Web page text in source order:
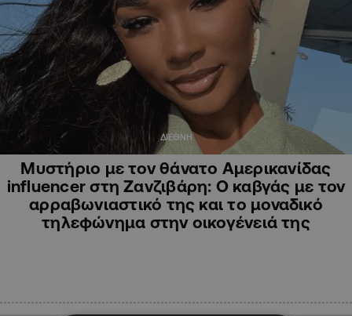
ΔΙΕΘΝΗ
Μυστήριο με τον θάνατο Αμερικανίδας
influencer στη Ζανζιβάρη: Ο καβγάς με τον
αρραβωνιαστικό της και το μοναδικό
τηλεφώνημα στην οικογένειά της